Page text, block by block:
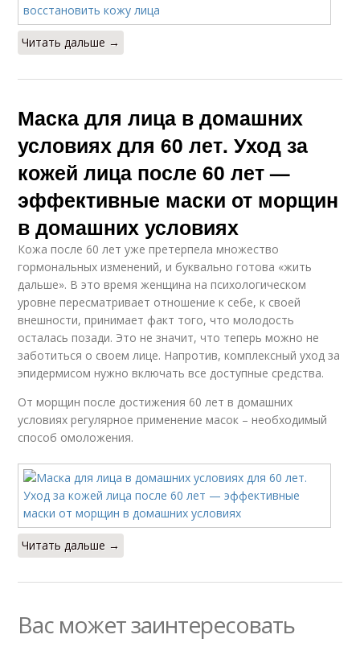
Читать дальше →
Маска для лица в домашних
условиях для 60 лет. Уход за
кожей лица после 60 лет —
эффективные маски от морщин
в домашних условиях
Кожа после 60 лет уже претерпела множество
гормональных изменений, и буквально готова «жить
дальше». В это время женщина на психологическом
уровне пересматривает отношение к себе, к своей
внешности, принимает факт того, что молодость
осталась позади. Это не значит, что теперь можно не
заботиться о своем лице. Напротив, комплексный уход за
эпидермисом нужно включать все доступные средства.
От морщин после достижения 60 лет в домашних
условиях регулярное применение масок – необходимый
способ омоложения.
Читать дальше →
Вас может заинтересовать